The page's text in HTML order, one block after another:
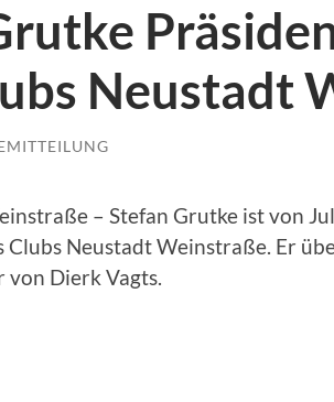
Neustadt
– Stefan Grutke ist von
Clubs Neustadt Weinstraße. Er
von Dierk Vagts.